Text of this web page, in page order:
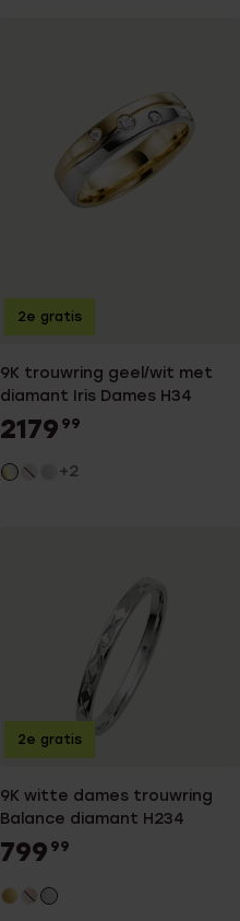
9K trouwring geel/wit met
diamant Iris Dames H34
2179 99
+2
2e gratis
9K witte dames trouwring
Balance diamant H234
799 99
2e gratis